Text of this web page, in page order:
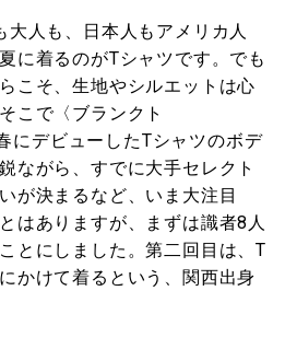
大人も、日本人もアメリカ人
に着るのがTシャツです。でも
こそ、生地やシルエットは心
こで〈ブランクト
にデビューしたTシャツのボデ
ながら、すでに大手セレクト
が決まるなど、いま大注目
はありますが、まずは識者8人
とにしました。第二回目は、T
かけて着るという、関西出身